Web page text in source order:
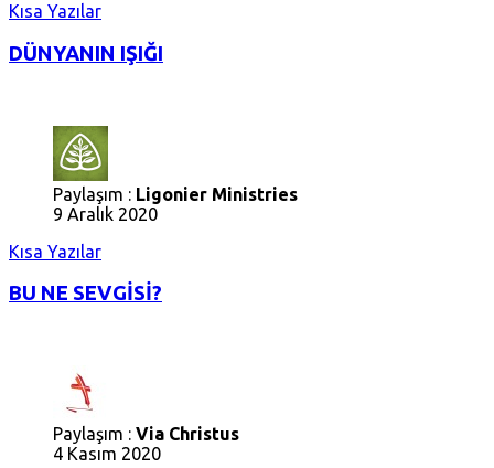
Kısa Yazılar
DÜNYANIN IŞIĞI
Paylaşım : Ligonier Ministries
9 Aralık 2020
Kısa Yazılar
BU NE SEVGİSİ?
Paylaşım : Via Christus
4 Kasım 2020